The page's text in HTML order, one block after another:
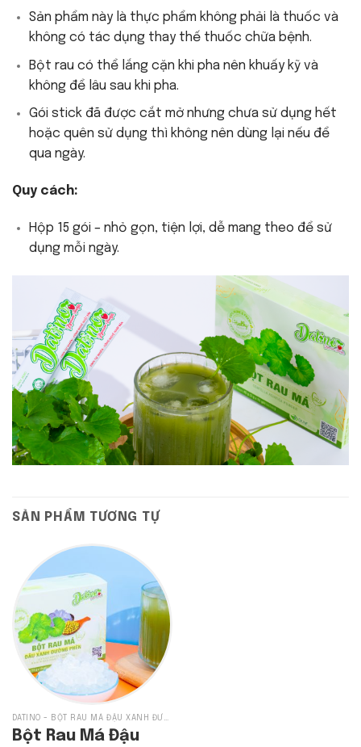
Sản phẩm này là thực phẩm không phải là thuốc và
không có tác dụng thay thế thuốc chữa bệnh.
Bột rau có thể lắng cặn khi pha nên khuấy kỹ và
không để lâu sau khi pha.
Gói stick đã được cắt mở nhưng chưa sử dụng hết
hoặc quên sử dụng thì không nên dùng lại nếu để
qua ngày.
Quy cách:
Hộp 15 gói – nhỏ gọn, tiện lợi, dễ mang theo để sử
dụng mỗi ngày.
SẢN PHẨM TƯƠNG TỰ
DATINO - BỘT RAU MÁ ĐẬU XANH ĐƯỜNG PHÈN
Bột Rau Má Đậu